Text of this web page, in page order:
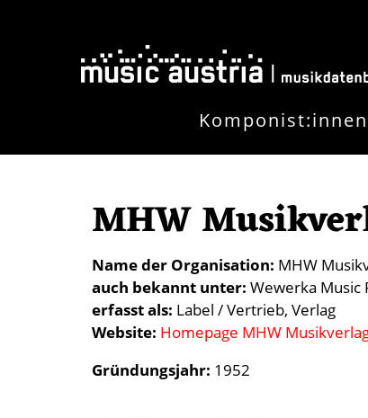
Komponist:innen
MHW
Name der Organisation MHW
auch bekannt unter Wewerka Music
erfasst als Label / Vertrieb Verlag
Website Homepage MHW
Gründungsjahr: 1952